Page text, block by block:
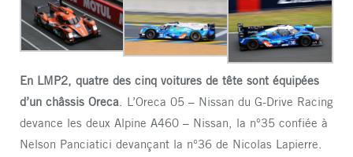
En LMP2, quatre des cinq voitures de tête sont équipées
d’un châssis Oreca . L’Oreca 05 – Nissan du G-Drive Racing
devance les deux Alpine A460 – Nissan, la n°35 confiée à
Nelson Panciatici devançant la n°36 de Nicolas Lapierre.